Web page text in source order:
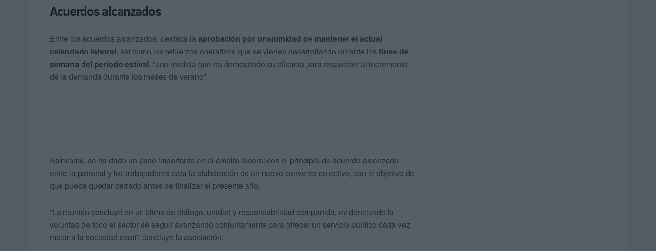
Acuerdos alcanzados
Entre los acuerdos alcanzados, destaca la aprobación por unanimidad de mantener el actual
calendario laboral, así como los refuerzos operativos que se vienen desarrollando durante los fines de
semana del periodo estival, “una medida que ha demostrado su eficacia para responder al incremento
de la demanda durante los meses de verano”.
Asimismo, se ha dado un paso importante en el ámbito laboral con el principio de acuerdo alcanzado
entre la patronal y los trabajadores para la elaboración de un nuevo convenio colectivo, con el objetivo de
que pueda quedar cerrado antes de finalizar el presente año.
“La reunión concluyó en un clima de diálogo, unidad y responsabilidad compartida, evidenciando la
voluntad de todo el sector de seguir avanzando conjuntamente para ofrecer un servicio público cada vez
mejor a la sociedad ceutí”, concluye la asociación.